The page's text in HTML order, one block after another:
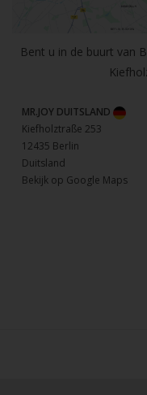
Bent u in de buurt van
MR.JOY DUITSLAND
Kiefholztraße 253
12435 Berlin
Duitsland
Bekijk op Google Maps